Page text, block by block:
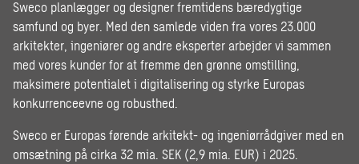
Sweco planlægger og designer fremtidens bæredygtige
samfund og byer. Med den samlede viden fra vores 23.000
arkitekter, ingeniører og andre eksperter arbejder vi sammen
med vores kunder for at fremme den grønne omstilling,
maksimere potentialet i digitalisering og styrke Europas
konkurrenceevne og robusthed.
Sweco er Europas førende arkitekt- og ingeniørrådgiver med en
omsætning på cirka 32 mia. SEK (2,9 mia. EUR) i 2025.